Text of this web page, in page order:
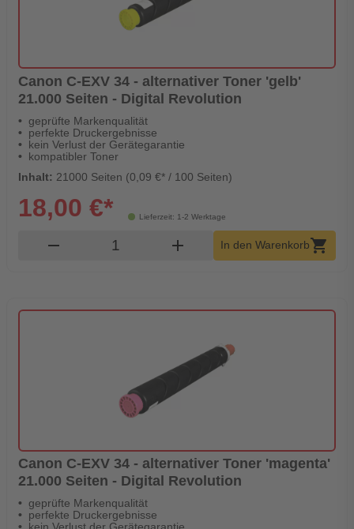
Canon C-EXV 34 - alternativer Toner 'gelb'
21.000 Seiten - Digital Revolution
geprüfte Markenqualität
perfekte Druckergebnisse
kein Verlust der Gerätegarantie
kompatibler Toner
Inhalt: 21000 Seiten (0,09 €* / 100 Seiten)
Lieferzeit: 1-2 Werktage
18,00 €*
remove Produkt Warenkorb Menge
add In den Warenkorbshopping_cart
Canon C-EXV 34 - alternativer Toner 'magenta'
21.000 Seiten - Digital Revolution
geprüfte Markenqualität
perfekte Druckergebnisse